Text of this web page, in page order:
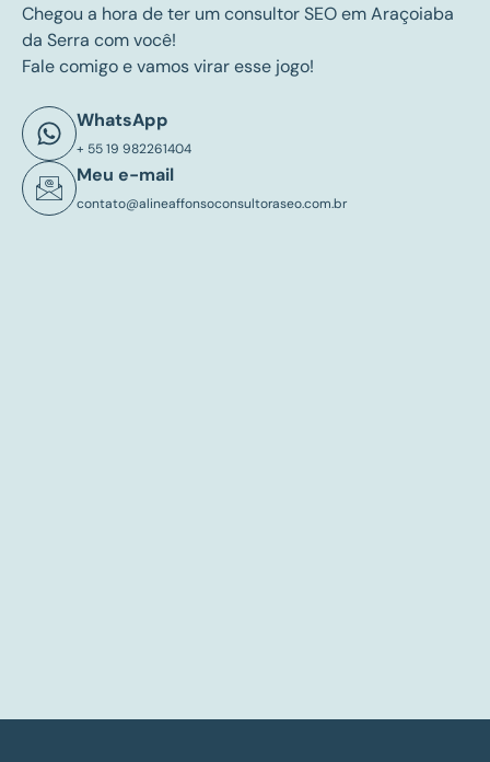
Chegou a hora de ter um consultor SEO em Araçoiaba
da Serra com você!
Fale comigo e vamos virar esse jogo!
WhatsApp
+ 55 19 982261404
Meu e-mail
contato@alineaffonsoconsultoraseo.com.br